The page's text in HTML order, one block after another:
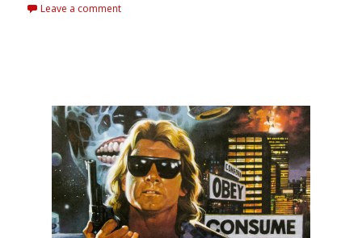
Leave a comment